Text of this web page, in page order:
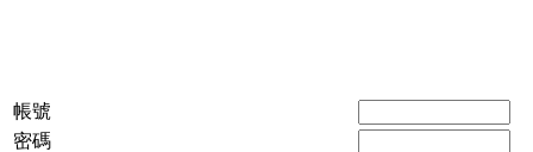
帳號
密碼